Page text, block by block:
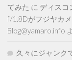
てみた に ディスコ
f/1.8Dがフジヤカ
Blog@yamaro.info
久々にジャンク